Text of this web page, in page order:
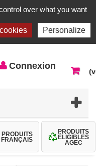
Contactez-nous
Connexion
PRODUITS
FRANÇAIS
PRODUITS
ÉLIGIBLES
AGEC
over what you want
Personalize